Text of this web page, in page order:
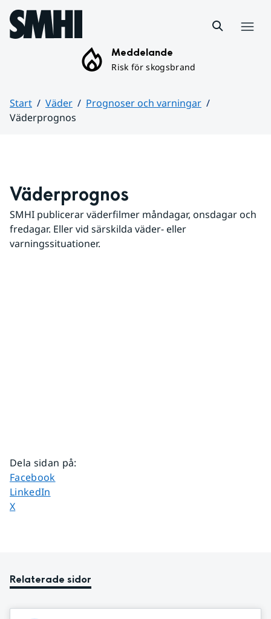
Hoppa till sidans innehåll
Meddelande
Risk för skogsbrand
Start Väder
Prognoser och varningar
Väderprognos
Väderprognos
SMHI publicerar väderfilmer måndagar, onsdagar och
fredagar. Eller vid särskilda väder- eller
varningssituationer.
Dela sidan på:
Dela sidan på
Facebook
Dela sidan på
LinkedIn
Dela sidan på
X
Relaterade sidor